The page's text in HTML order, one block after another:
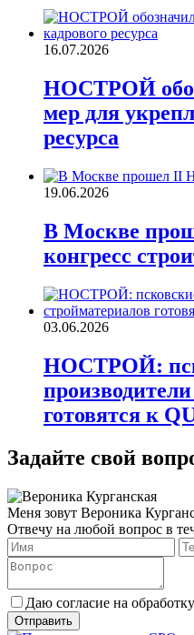
16.07.2026
НОСТРОЙ
мер для
ресурса
19.06.2026
В Москве
конгресс
03.06.2026
НОСТРОЙ:
готовятся к
Задайте свой
Меня зовут Вероника
Отвечу на любой вопрос в
Даю согласие на обработку